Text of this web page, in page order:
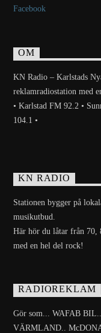
Facebook
OM
KN Radio – Karlstads
reklamradiostation med
• Karlstad FM 92.2 •
104.1 •
KN RADIO
Stationen bygger på
musikutbud.
Här hör du låtar från 70,
med en hel del rock!
RADIOREKLAM
Gör som... WAFAB
VÄRMLAND..